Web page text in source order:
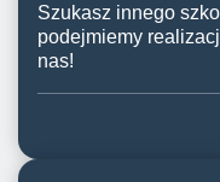
Szukasz innego
podejmiemy
nas!